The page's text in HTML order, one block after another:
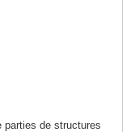
parties de structures